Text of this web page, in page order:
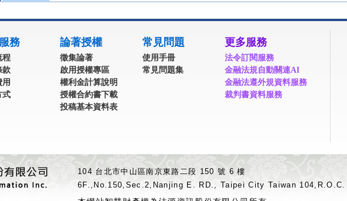
務
程
款
用
式
論著授權
徵集論著
啟用授權專區
權利金計算說明
授權合約書下載
投稿基本資料表
常見問題
使用手冊
常見問題集
更多服務
法令訂閱服務
金融法規自動關連AI
金融法遵外規資料服務
裁判書資料服務
104 台北市中山區南京東路二段 150 號 6 樓
6F.,No.150,Sec.2,Nanjing E. RD., Taipei City Taiwan 104,R.O.C.